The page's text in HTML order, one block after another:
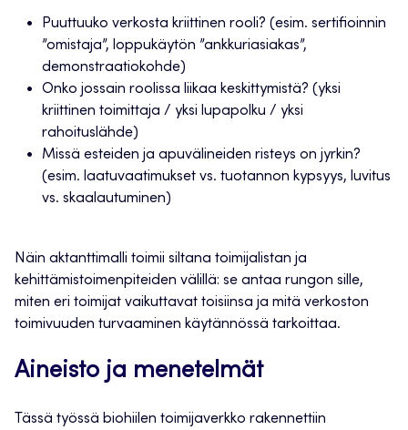
Puuttuuko verkosta kriittinen rooli? (esim. sertifioinnin
”omistaja”, loppukäytön ”ankkuriasiakas”,
demonstraatiokohde)
Onko jossain roolissa liikaa keskittymistä? (yksi
kriittinen toimittaja / yksi lupapolku / yksi
rahoituslähde)
Missä esteiden ja apuvälineiden risteys on jyrkin?
(esim. laatuvaatimukset vs. tuotannon kypsyys, luvitus
vs. skaalautuminen)
Näin aktanttimalli toimii siltana toimijalistan ja
kehittämistoimenpiteiden välillä: se antaa rungon sille,
miten eri toimijat vaikuttavat toisiinsa ja mitä verkoston
toimivuuden turvaaminen käytännössä tarkoittaa.
Aineisto ja menetelmät
Tässä työssä biohiilen toimijaverkko rakennettiin